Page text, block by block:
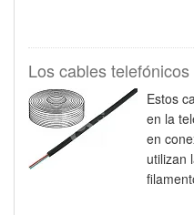
Los cables
Estos
en la
en
utilizan